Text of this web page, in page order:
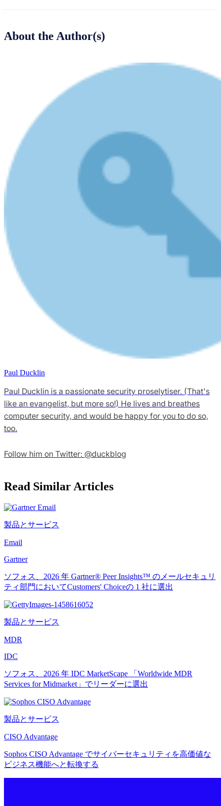
About the Author(s)
Paul Ducklin
Paul Ducklin is a passionate security proselytiser. (That's
like an evangelist, but more so!) He lives and breathes
computer security, and would be happy for you to do so,
too.
Follow him on Twitter: @duckblog
Read Similar Articles
製品とサービス
Email
Gartner
ソフォス、2026 年 Gartner® Peer Insights™ のメールセキュリ
ティ部門においてCustomers' Choiceの 1 社に選出
製品とサービス
MDR
IDC
ソフォス、2026 年 IDC MarketScape 「Worldwide MDR
Services for Midmarket」でリーダーに選出
製品とサービス
CISO Advantage
Sophos CISO Advantage でサイバーセキュリティを高価値な
ビジネス機能へと転換する